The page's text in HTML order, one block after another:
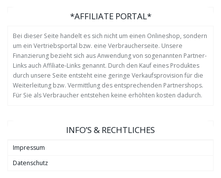
*AFFILIATE PORTAL*
Bei dieser Seite handelt es sich nicht um einen Onlineshop, sondern
um ein Vertriebsportal bzw. eine Verbraucherseite. Unsere
Finanzierung bezieht sich aus Anwendung von sogenannten Partner-
Links auch Affiliate-Links genannt. Durch den Kauf eines Produktes
durch unsere Seite entsteht eine geringe Verkaufsprovision für die
Weiterleitung bzw. Vermittlung des entsprechenden Partnershops.
Für Sie als Verbraucher entstehen keine erhöhten kosten dadurch.
INFO’S & RECHTLICHES
Impressum
Datenschutz